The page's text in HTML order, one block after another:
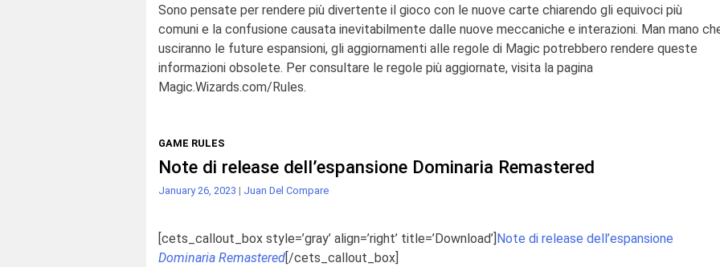
Sono pensate per rendere più divertente il gioco con le nuove carte chiarendo gli equivoci più
comuni e la confusione causata inevitabilmente dalle nuove meccaniche e interazioni. Man mano
usciranno le future espansioni, gli aggiornamenti alle regole di Magic potrebbero rendere queste
informazioni obsolete. Per consultare le regole più aggiornate, visita la pagina
Magic.Wizards.com/Rules.
GAME RULES
Note di release dell’espansione Dominaria Remastered
January 26, 2023 | Juan Del Compare
[cets_callout_box style=’gray’ align=’right’ title=’Download’] Note di release dell’espansione
Dominaria Remastered [/cets_callout_box]